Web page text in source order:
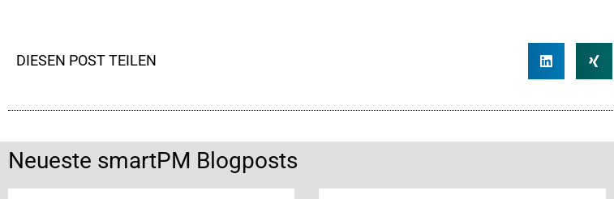
DIESEN POST TEILEN
Neueste smartPM Blogposts